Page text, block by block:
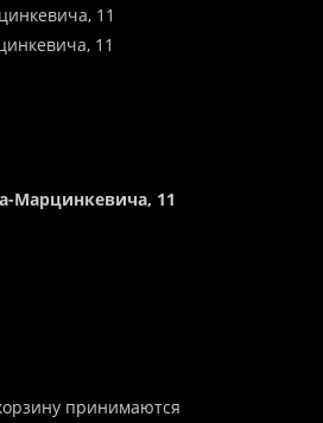
11
11
Марцинкевича, 11
принимаются